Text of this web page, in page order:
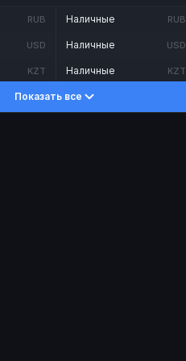
RUB
USD
KZT
Наличные RUB
Наличные USD
Наличные KZT
Показать все